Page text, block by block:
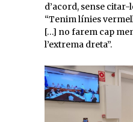
d’acord, sense
“Tenim línies
[…] no farem cap
l’extrema dreta”.